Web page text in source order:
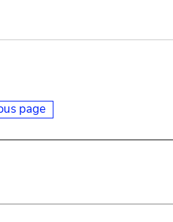
page